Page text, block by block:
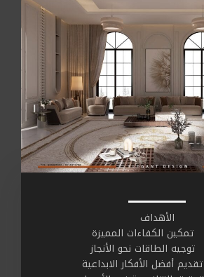
الأهداف
تمكين الكفاءات المميزة
توجيه الطاقات نحو الأنجاز
تقديم أفضل الأفكار الابداعية